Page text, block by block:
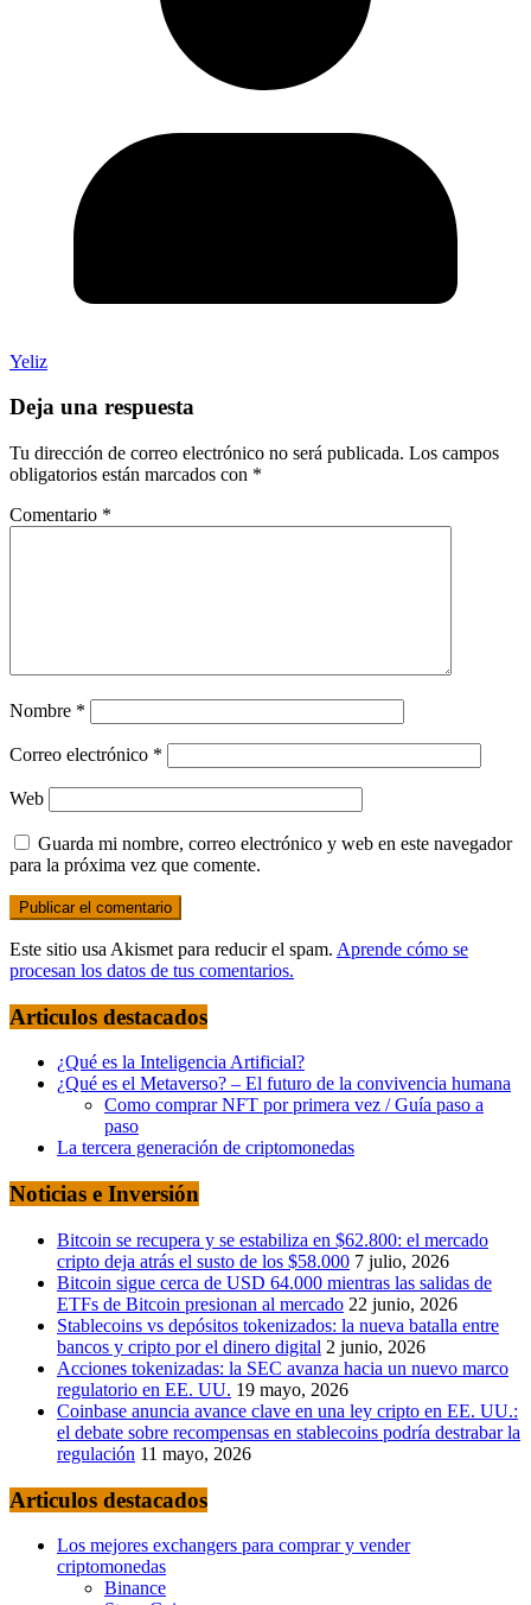
Yeliz
Deja una respuesta
Tu dirección de correo electrónico no será publicada. Los campos
obligatorios están marcados con *
Comentario *
Nombre *
Correo electrónico *
Web
Guarda mi nombre, correo electrónico y web en este navegador
para la próxima vez que comente.
Este sitio usa Akismet para reducir el spam. Aprende cómo se
procesan los datos de tus comentarios.
Articulos destacados
¿Qué es la Inteligencia Artificial?
¿Qué es el Metaverso? – El futuro de la convivencia humana
Como comprar NFT por primera vez / Guía paso a
paso
La tercera generación de criptomonedas
Noticias e Inversión
Bitcoin se recupera y se estabiliza en $62.800: el mercado
cripto deja atrás el susto de los $58.000 7 julio, 2026
Bitcoin sigue cerca de USD 64.000 mientras las salidas de
ETFs de Bitcoin presionan al mercado 22 junio, 2026
Stablecoins vs depósitos tokenizados: la nueva batalla entre
bancos y cripto por el dinero digital 2 junio, 2026
Acciones tokenizadas: la SEC avanza hacia un nuevo marco
regulatorio en EE. UU. 19 mayo, 2026
Coinbase anuncia avance clave en una ley cripto en EE. UU.:
el debate sobre recompensas en stablecoins podría destrabar la
regulación 11 mayo, 2026
Articulos destacados
Los mejores exchangers para comprar y vender
criptomonedas
Binance